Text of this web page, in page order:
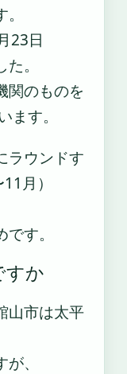
23日
。
関のものを
す。
ラウンドす
月）
す。
すか
山市は太平
、